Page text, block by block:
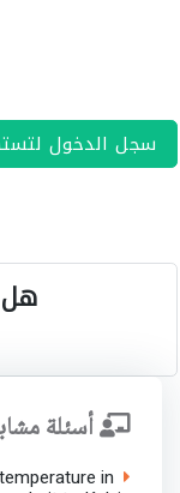
سجل الدخول
هل
أسئلة
in